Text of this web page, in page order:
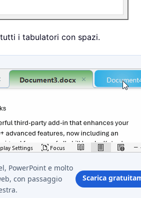
i tabulatori con spazi.
PowerPoint e molto
con passaggio
Scarica